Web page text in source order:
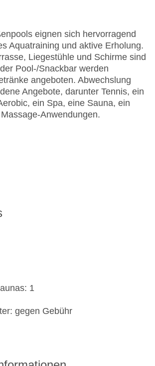
eignen sich hervorragend
Aquatraining und aktive Erholung.
Liegestühle und Schirme sind
Pool-/Snackbar werden
angeboten. Abwechslung
Angebote, darunter Tennis, ein
ein Spa, eine Sauna, ein
Anwendungen.
1
gegen Gebühr